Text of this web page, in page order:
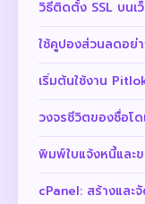
วิธีติดตั้ง SSL บนเ
ใช้คูปองส่วนลดอย่า
เริ่มต้นใช้งาน
วงจรชีวิตของชื่อโ
พิมพ์ใบแจ้งหนี้และ
cPanel: สร้างและ